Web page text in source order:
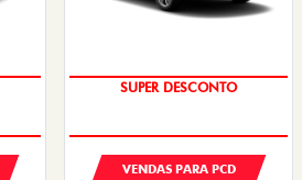
SUPER DESCONTO
VENDAS PARA PCD